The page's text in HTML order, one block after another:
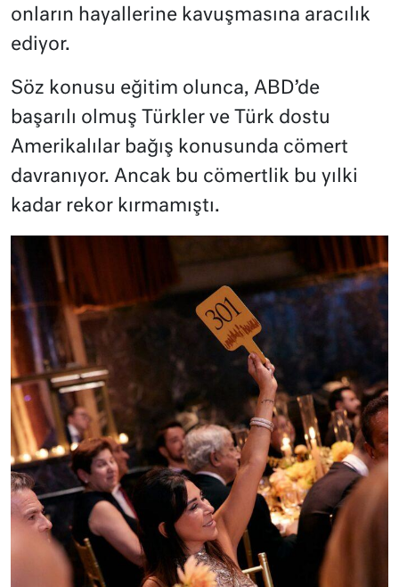
onların hayallerine kavuşmasına aracılık
ediyor.
Söz konusu eğitim olunca, ABD’de
başarılı olmuş Türkler ve Türk dostu
Amerikalılar bağış konusunda cömert
davranıyor. Ancak bu cömertlik bu yılki
kadar rekor kırmamıştı.